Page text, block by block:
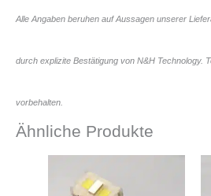
Alle Angaben beruhen auf Aussagen unserer
durch explizite Bestätigung von N&H Technology.
vorbehalten.
Ähnliche Produkte